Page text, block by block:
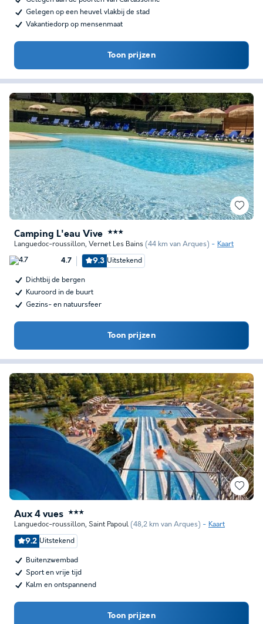
Gelegen op een heuvel vlakbij de stad
Vakantiedorp op mensenmaat
Toon prijzen
Camping L'eau Vive ★★★
Languedoc-roussillon, Vernet Les Bains (44 km van Arques) Kaart
4.7 9.3 Uitstekend
Dichtbij de bergen
Kuuroord in de buurt
Gezins- en natuursfeer
Toon prijzen
Aux 4 vues ★★★
Languedoc-roussillon, Saint Papoul (48,2 km van Arques) Kaart
9.2 Uitstekend
Buitenzwembad
Sport en vrije tijd
Kalm en ontspannend
Toon prijzen